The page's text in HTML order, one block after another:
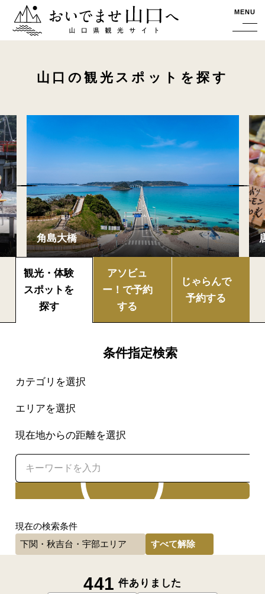
おいでませ山口へー山口県観光サイト MENU
山口の観光スポットを探す
観光・体験
スポットを
探す
アソビュ
ー！で予約
する
じゃらんで
予約する
条件指定検索
カテゴリを選択
エリアを選択
現在地からの距離を選択
現在の検索条件
下関・秋吉台・宇部エリア
すべて解除
441 件ありました